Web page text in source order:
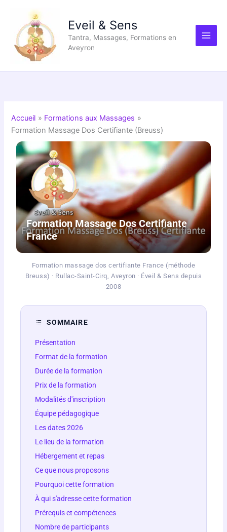
contenu
Eveil & Sens
Tantra, Massages, Formations en
Aveyron
Accueil
Formations aux Massages
Formation Massage Dos Certifiante (Breuss)
Formation Massage Dos Certifiante
France
Formation massage dos certifiante France (méthode
Breuss) · Rullac-Saint-Cirq, Aveyron · Éveil & Sens depuis
2008
SOMMAIRE
Présentation
Format de la formation
Durée de la formation
Prix de la formation
Modalités d'inscription
Équipe pédagogique
Les dates 2026
Le lieu de la formation
Hébergement et repas
Ce que nous proposons
Pourquoi cette formation
À qui s'adresse cette formation
Prérequis et compétences
Nombre de participants